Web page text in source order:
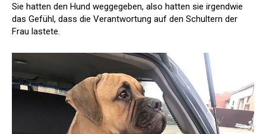
Sie hatten den Hund weggegeben, also hatten sie irgendwie
das Gefühl, dass die Verantwortung auf den Schultern der
Frau lastete.